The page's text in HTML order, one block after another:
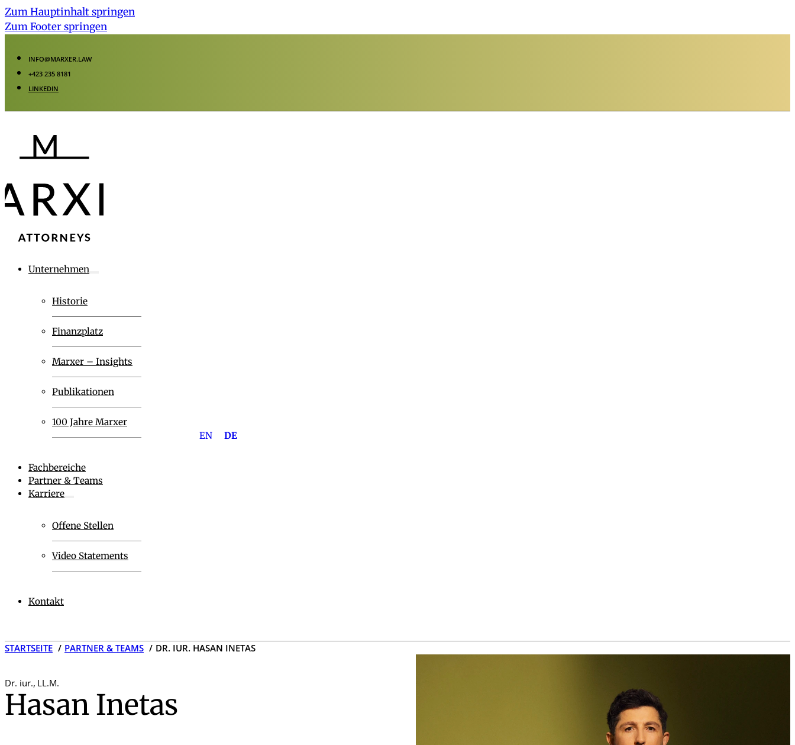
Zum Hauptinhalt springen
Zum Footer springen
INFO@MARXER.LAW
+423 235 8181
LINKEDIN
Unternehmen
Historie
Finanzplatz
Marxer – Insights
Publikationen
100 Jahre Marxer
Fachbereiche
Partner & Teams
Karriere
Offene Stellen
Video Statements
Kontakt
EN DE
STARTSEITE PARTNER & TEAMS DR. IUR. HASAN INETAS
Dr. iur., LL.M.
Hasan Inetas